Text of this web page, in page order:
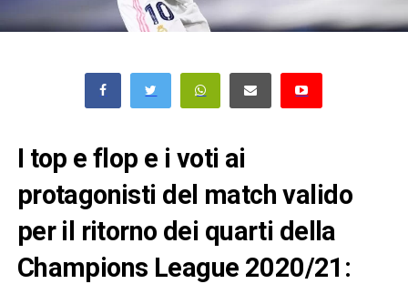
I top e flop e i voti ai
protagonisti del match valido
per il ritorno dei quarti della
Champions League 2020/21: